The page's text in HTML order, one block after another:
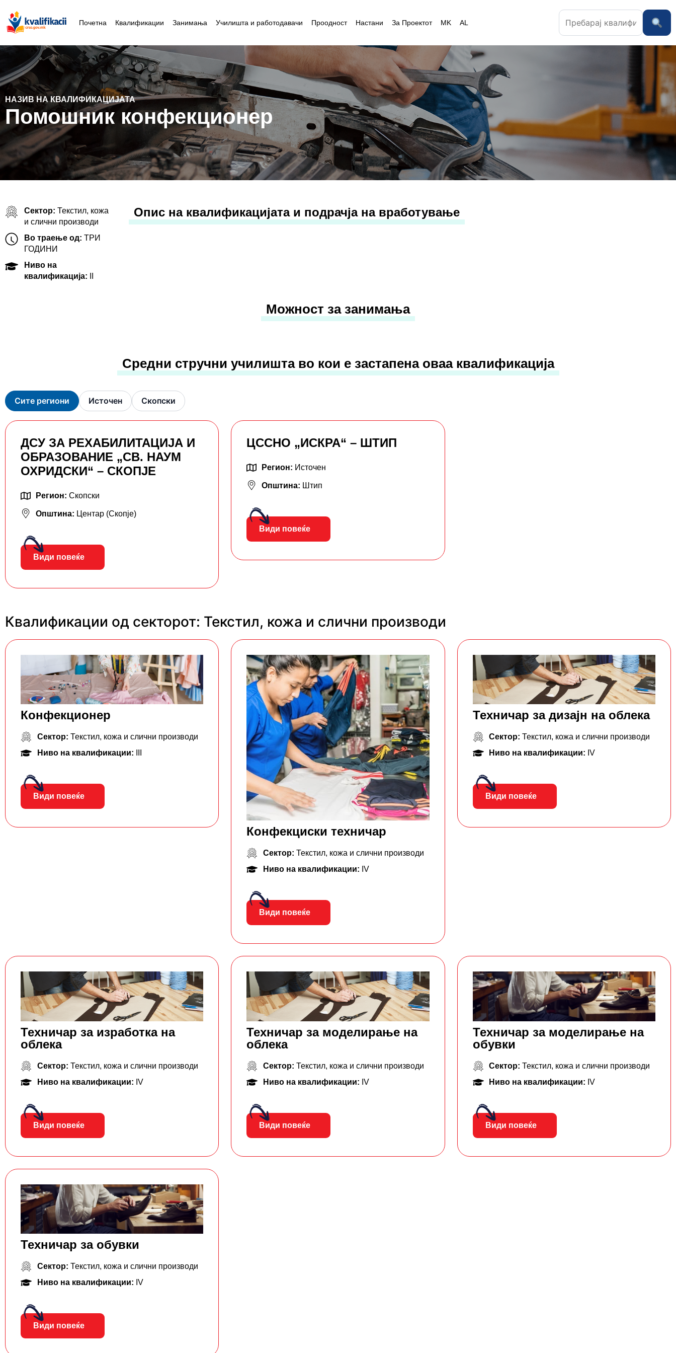
Почетна Квалификации Занимања Училишта и работодавачи Проодност Настани За Проектот MK AL
НАЗИВ НА КВАЛИФИКАЦИЈАТА
Помошник конфекционер
Сектор: Текстил, кожа
и слични производи
Во траење од: ТРИ
ГОДИНИ
Ниво на
квалификација:
Oпис на квалификацијата и подрачја на вработување
Можност за занимања
Средни стручни училишта во кои е застапена оваа квалификација
Сите региони Источен Скопски
ДСУ ЗА РЕХАБИЛИТАЦИЈА И
ОБРАЗОВАНИЕ „СВ. НАУМ
ОХРИДСКИ“ – СКОПЈЕ
Регион: Скопски
Општина: Центар (Скопје)
Види повеќе
ЦССНО „ИСКРА“ – ШТИП
Регион: Источен
Општина: Штип
Види повеќе
Квалификации од секторот: Текстил, кожа и слични производи
Конфекционер
Сектор: Текстил, кожа и слични производи
Ниво на квалификации:
Види повеќе
Конфекциски техничар
Сектор: Текстил, кожа и слични производи
Ниво на квалификации: IV
Види повеќе
Техничар за дизајн на облека
Сектор:Текстил, кожа и слични производи
Ниво на квалификации: IV
Види повеќе
Техничар за изработка на
облека
Сектор: Текстил, кожа и слични производи
Ниво на квалификации: IV
Види повеќе
Техничар за моделирaње на
облека
Сектор: Текстил, кожа и слични производи
Ниво на квалификации: IV
Види повеќе
Техничар за моделирање на
обувки
Сектор:Текстил, кожа и слични производи
Ниво на квалификации: IV
Види повеќе
Техничар за обувки
Сектор: Текстил, кожа и слични производи
Ниво на квалификации: IV
Види повеќе